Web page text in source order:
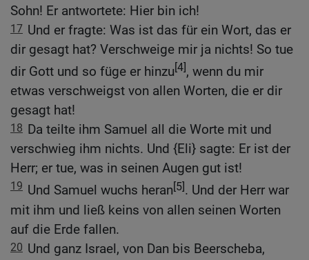
Sohn! Er antwortete: Hier bin ich!
17 Und er fragte: Was ist das für ein Wort, das er
dir gesagt hat? Verschweige mir ja nichts! So tue
dir Gott und so füge er hinzu[4], wenn du mir
etwas verschweigst von allen Worten, die er dir
gesagt hat!
18 Da teilte ihm Samuel all die Worte mit und
verschwieg ihm nichts. Und {Eli} sagte: Er ist der
Herr; er tue, was in seinen Augen gut ist!
19 Und Samuel wuchs heran[5]. Und der Herr war
mit ihm und ließ keins von allen seinen Worten
auf die Erde fallen.
20 Und ganz Israel, von Dan bis Beerscheba,